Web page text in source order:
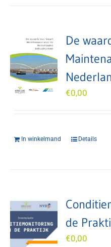
De
€0,00
In winkelmand Details
de
€0,00